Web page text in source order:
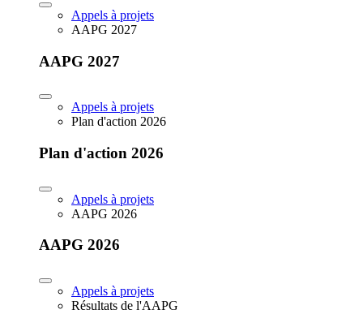
Appels à projets
AAPG 2027
AAPG 2027
Appels à projets
Plan d'action 2026
Plan d'action 2026
Appels à projets
AAPG 2026
AAPG 2026
Appels à projets
Résultats de l'AAPG